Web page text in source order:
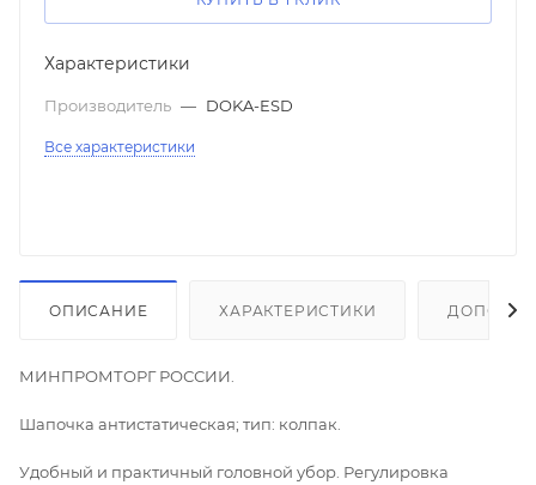
Характеристики
Производитель — DOKA-ESD
Все характеристики
ОПИСАНИЕ ХАРАКТЕРИСТИКИ
МИНПРОМТОРГ РОССИИ.
Шапочка антистатическая; тип: колпак.
Удобный и практичный головной убор. Регулировка